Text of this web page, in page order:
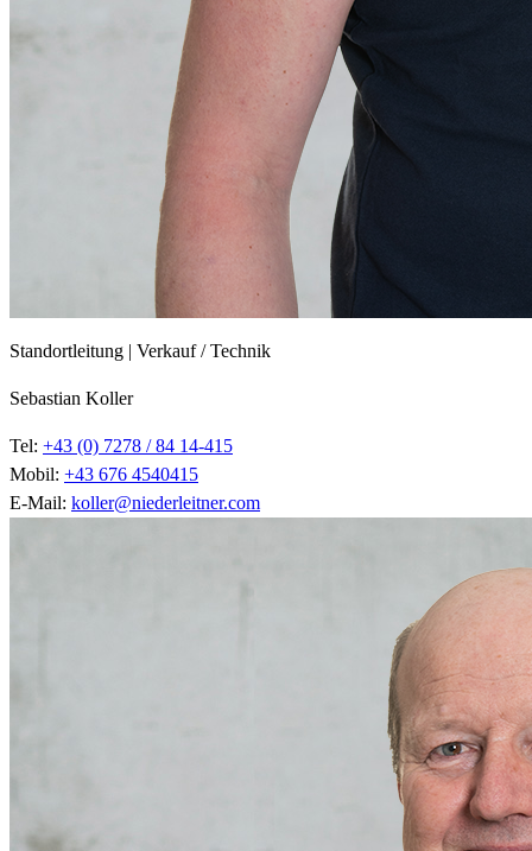
Standortleitung | Verkauf / Technik
Sebastian Koller
Tel: +43 (0) 7278 / 84 14-415
Mobil: +43 676 4540415
E-Mail: koller@niederleitner.com